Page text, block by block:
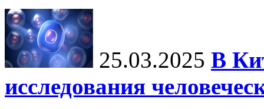
25.03.2025 В
исследования